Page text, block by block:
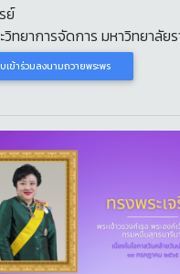
ย์
ทยาการจัดการ มหาวิทยาลัย
เข้าร่วมลงนามถวายพระพร